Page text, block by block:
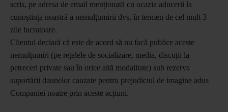
scris, pe adresa de email menționată cu ocazia aducerii la
cunoștința noastră a nemulțumirii dvs, în termen de cel mult 3
zile lucratoare.
Clientul declară că este de acord să nu facă publice aceste
nemulțumiri (pe rețelele de socializare, media, discuții la
petreceri private sau în orice altă modalitate) sub rezerva
suportării daunelor cauzate pentru prejudiciul de imagine adus
Companiei noatre prin aceste acțiuni.